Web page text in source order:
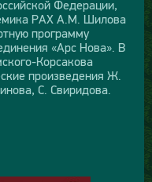
Федерации,
РАХ А.М. Шилова
программу
«Арс Нова». В
Корсакова
произведения Ж.
С. Свиридова.